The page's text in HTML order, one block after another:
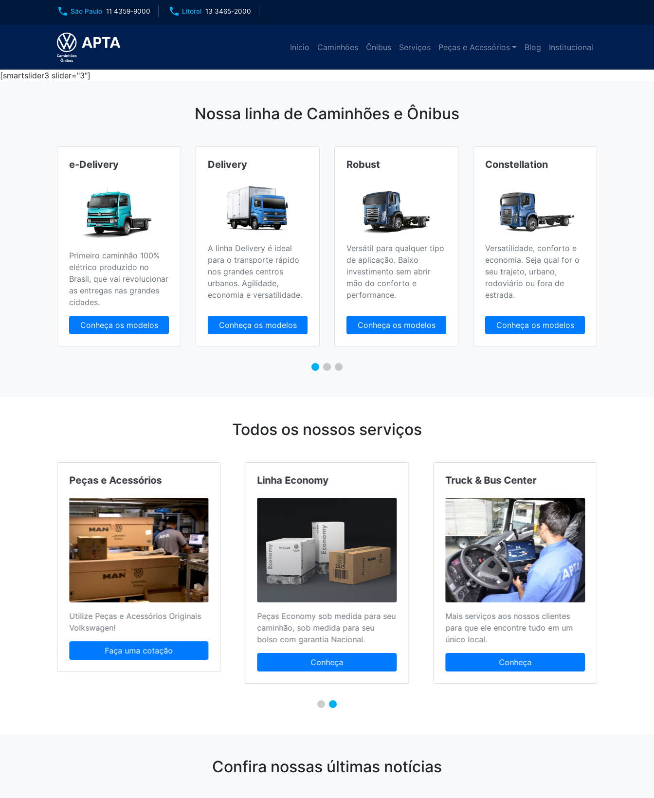
phone São Paulo 11 4359-9000 phone Litoral 13 3465-2000
Início Caminhões Ônibus Serviços Peças e Acessórios Blog Institucional
[smartslider3 slider="3"]
Nossa linha de Caminhões e Ônibus
e-Delivery
Primeiro caminhão 100%
elétrico produzido no
Brasil, que vai revolucionar
as entregas nas grandes
cidades.
Conheça os modelos
Delivery
A linha Delivery é ideal
para o transporte rápido
nos grandes centros
urbanos. Agilidade,
economia e versatilidade.
Conheça os modelos
Robust
Versátil para qualquer tipo
de aplicação. Baixo
investimento sem abrir
mão do conforto e
performance.
Conheça os modelos
Constellation
Versatilidade, conforto e
economia. Seja qual for o
seu trajeto, urbano,
rodoviário ou fora de
estrada.
Conheça os modelos
Todos os nossos serviços
Peças e Acessórios
Utilize Peças e Acessórios Originais
Volkswagen!
Faça uma cotação
Linha Economy
Peças Economy sob medida para seu
caminhão, sob medida para seu
bolso com garantia Nacional.
Conheça
Truck & Bus Center
Mais serviços aos nossos clientes
para que ele encontre tudo em um
único local.
Conheça
Confira nossas últimas notícias